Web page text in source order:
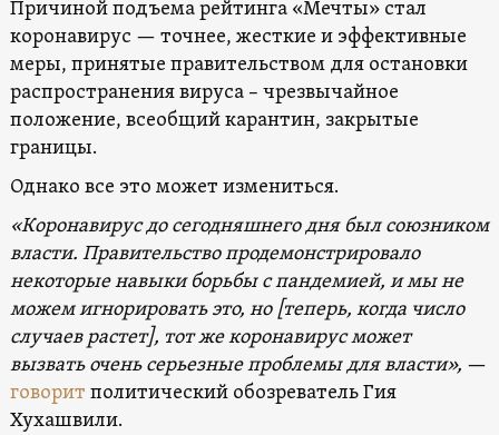
Причиной подъема рейтинга «Мечты» стал
коронавирус — точнее, жесткие и эффективные
меры, принятые правительством для остановки
распространения вируса – чрезвычайное
положение, всеобщий карантин, закрытые
границы.
Однако все это может измениться.
«Коронавирус до сегодняшнего дня был союзником
власти. Правительство продемонстрировало
некоторые навыки борьбы с пандемией, и мы не
можем игнорировать это, но [теперь, когда число
случаев растет], тот же коронавирус может
вызвать очень серьезные проблемы для власти», —
говорит политический обозреватель Гия
Хухашвили.